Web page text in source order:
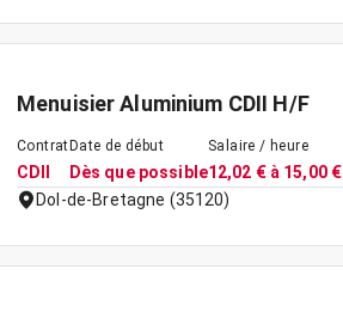
Menuisier Aluminium CDII H/F
Contrat
CDII
Date de début
Dès que possible
Salaire / heure
12,02 € à 15,00 €
Dol-de-Bretagne (35120)